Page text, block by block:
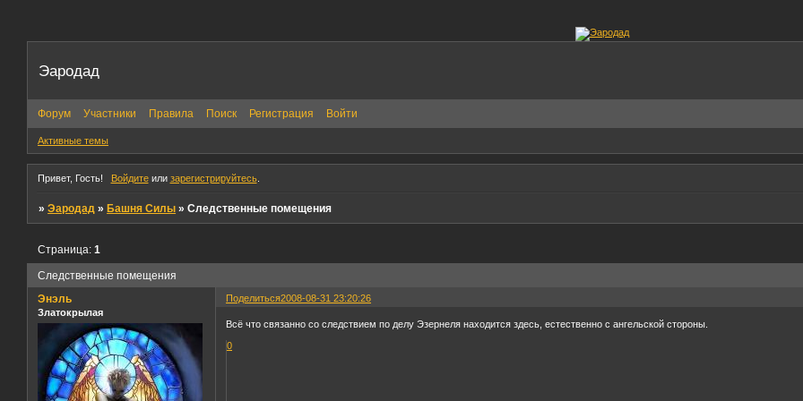
Эародад
Форум Участники Правила Поиск Регистрация Войти
Активные темы
Привет, Гость! Войдитеили зарегистрируйтесь.
»Эародад »Башня Силы »Следственные помещения
Следственные помещения
Страница:1
Поделиться2008-08-31 23:20:26
Энэль
Златокрылая
Всё что связанно со следствием по делу Эзернеля находится здесь, естественно с ангельской стороны.
0